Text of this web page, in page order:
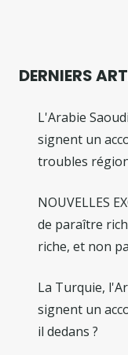
DERNIERS
L'Arabie
signent un
troubles
NOUVELLES
de paraître
riche, et non
La Turquie,
signent un
il dedans ?